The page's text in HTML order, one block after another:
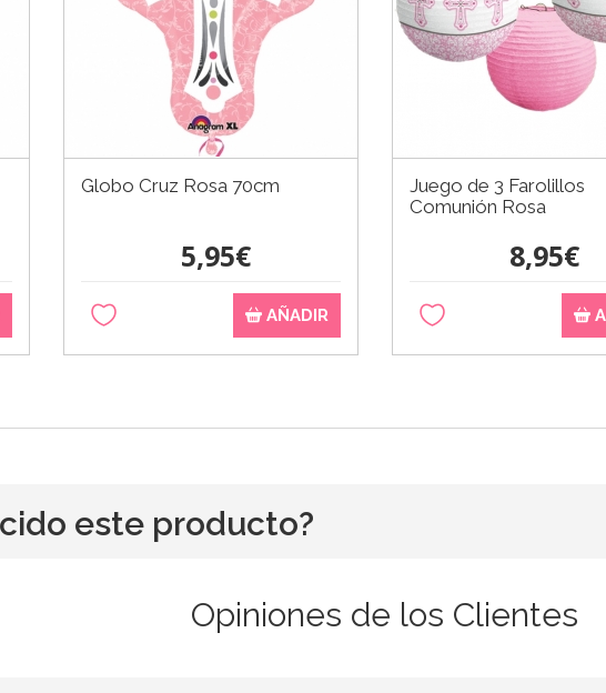
Globo Cruz Rosa 70cm
5,95€
AÑADIR
Juego de 3 Farolillos
Comunión Rosa
8,95€
este producto?
Opiniones de los Clientes